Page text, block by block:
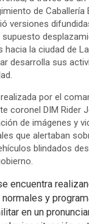
de Caballería
versiones
hacia la ciudad de
desarrolla sus
por el
coronel DIM Rider
de imágenes y
que alertaban
blindados
encuentra
y
en un